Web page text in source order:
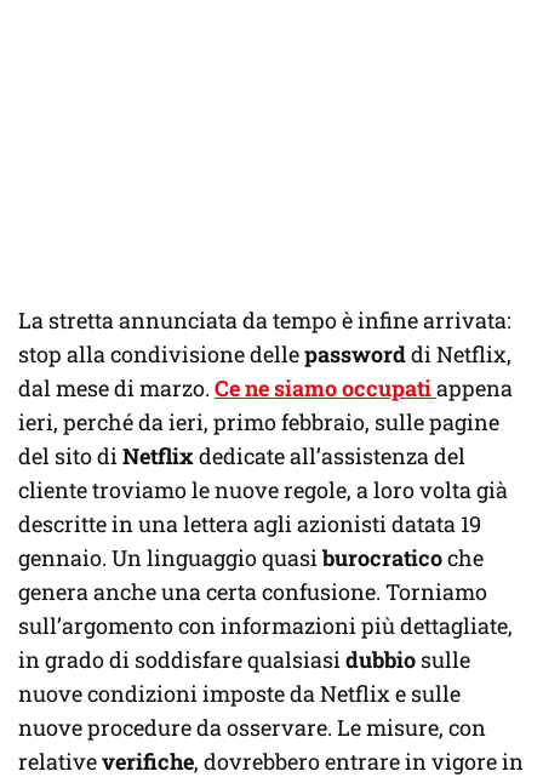
La stretta annunciata da tempo è infine arrivata:
stop alla condivisione dellepassworddi Netflix,
dal mese di marzo. Ce ne siamo occupatiappena
ieri, perché da ieri, primo febbraio, sulle pagine
del sito di Netflixdedicate all’assistenza del
cliente troviamo le nuove regole, a loro volta già
descritte in una lettera agli azionisti datata 19
gennaio. Un linguaggio quasiburocraticoche
genera anche una certa confusione. Torniamo
sull’argomento con informazioni più dettagliate,
in grado di soddisfare qualsiasi dubbio sulle
nuove condizioni imposte da Netflix e sulle
nuove procedure da osservare. Le misure, con
relativeverifiche, dovrebbero entrare in vigore in